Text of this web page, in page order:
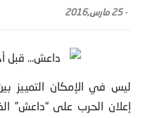
-25 مارس,2016
ليس في الإمكان التمييز
إعلان الحرب على “داعش”